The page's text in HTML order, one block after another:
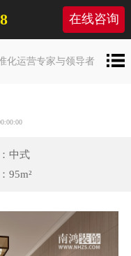
在线咨询
化运营专家与领导者
中式
95m²